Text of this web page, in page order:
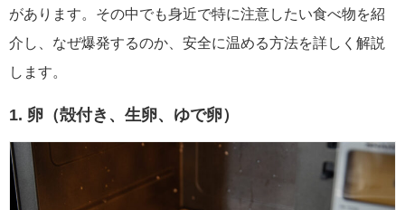
があります。その中でも身近で特に注意したい食べ物を紹
介し、なぜ爆発するのか、安全に温める方法を詳しく解説
します。
1. 卵（殻付き、生卵、ゆで卵）